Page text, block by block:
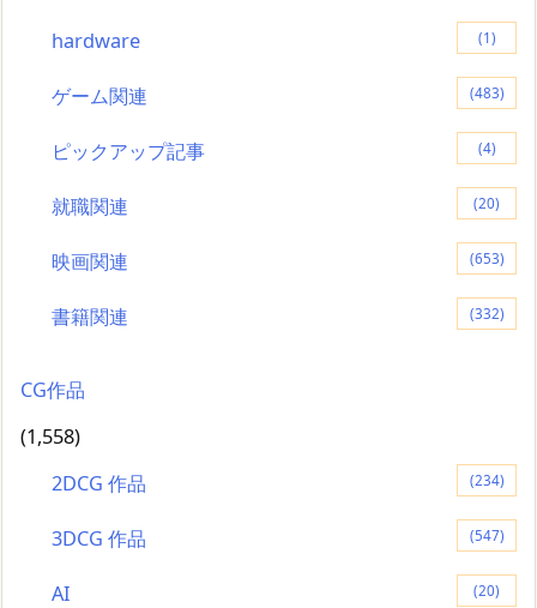
hardware (1)
ゲーム関連 (483)
ピックアップ記事 (4)
就職関連 (20)
映画関連 (653)
書籍関連 (332)
CG作品
(1,558)
2DCG 作品
(234)
3DCG 作品 (547)
AI (20)